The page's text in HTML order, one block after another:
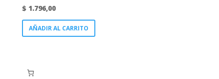
$1.796,00
AÑADIR AL CARRITO